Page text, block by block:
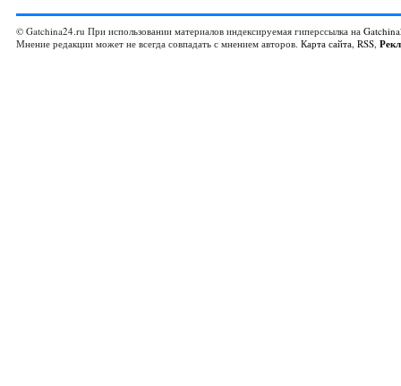
© Gatchina24.ru При использовании материалов индексируемая гиперссылка на
Мнение редакции может не всегда совпадать с мнением авторов. Карта сайта, RSS,